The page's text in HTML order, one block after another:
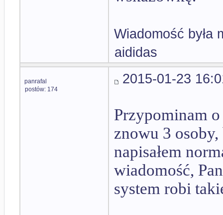
Wiadomość była
aididas
panrafal
postów: 174
2015-01-23
Przypominam
znowu 3
napisałem
wiadomość,
system robi